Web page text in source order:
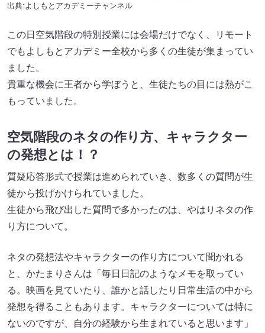
出典:よしもとアカデミーチャンネル
この日空気階段の特別授業には会場だけでなく、リモート
でもよしもとアカデミー全校から多くの生徒が集まってい
ました。
貴重な機会に王者から学ぼうと、生徒たちの目には熱がこ
もっていました。
空気階段のネタの作り方、キャラクター
の発想とは！？
質疑応答形式で授業は進められていき、数多くの質問が生
徒から投げかけられていました。
生徒から飛び出した質問で多かったのは、やはりネタの作
り方について。
ネタの発想法やキャラクターの作り方について聞かれる
と、かたまりさんは「毎日日記のようなメモを取ってい
る。映画を見ていたり、誰かと話したり日常生活の中から
発想を得ることもあります。キャラクターについては特に
ないのですが、自分の経験から生まれていると思います」